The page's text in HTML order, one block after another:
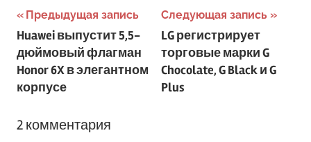
Навигация
по
записям
Предыдущая запись
Huawei выпустит 5,5-
дюймовый флагман
Honor 6X в элегантном
корпусе
Следующая запись
LG регистрирует
торговые марки G
Chocolate, G Black и G
Plus
2 комментария